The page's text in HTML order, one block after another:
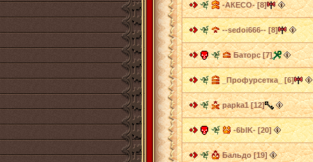
-АКЕСО- [8]
--sedoi666-- [8]
Баторс [7]
_Профурсетка_ [6]
papka1 [12]
-6blK- [20]
Бальдо [19]